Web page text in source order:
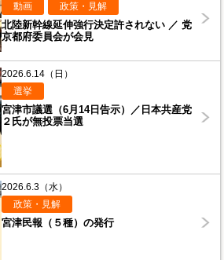
動画
政策・見解
北陸新幹線延伸強行決定許されない ／ 党
京都府委員会が会見
2026.6.14（日）
選挙
宮津市議選（6月14日告示）／日本共産党
２氏が無投票当選
2026.6.3（水）
政策・見解
宮津民報（５種）の発行